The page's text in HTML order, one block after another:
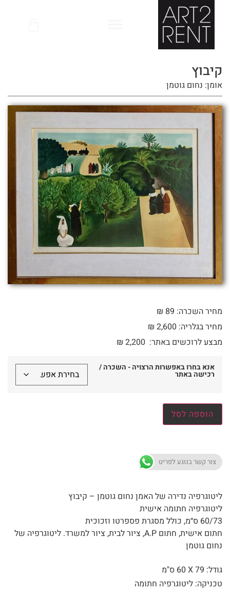
קיבוץ
אומן: נחום גוטמן
מחיר השכרה: 89 ₪
מחיר בגלריה: 2,600 ₪
מבצע לרוכשים באתר:
₪ 2,200
אנא בחרו באפשרות הרצויה - השכרה /
רכישה באתר
הוספה לסל
צור קשר בנוגע לפריט
ליטוגרפיה נדירה של האמן נחום גוטמן – קיבוץ
ליטוגרפיה חתומה אישית
60/73 ס״מ, כולל מסגרת פספרטו וזכוכית
חתום אישית, חתום A.P, ציור לבית, ציור למשרד. ליטוגרפיה של
נחום גוטמן
גודל: 79 X
60 ס"מ
טכניקה: ליטוגרפיה חתומה